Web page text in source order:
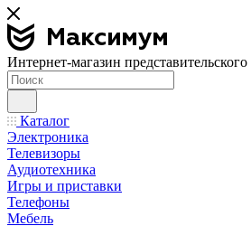
Интернет-магазин представительского
Каталог
Электроника
Телевизоры
Аудиотехника
Игры и приставки
Телефоны
Мебель